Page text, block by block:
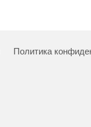
Политика